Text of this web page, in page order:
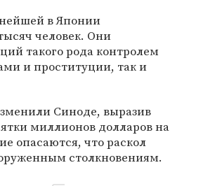
в Японии
человек. Они
такого рода контролем
и проституции, так и
Синоде, выразив
миллионов долларов на
опасаются, что раскол
столкновениям.